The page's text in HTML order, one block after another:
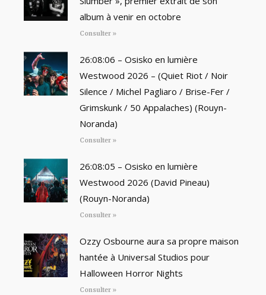
album à venir en octobre
Consulter »
26:08:06 – Osisko en lumière
Westwood 2026 – (Quiet Riot / Noir
Silence / Michel Pagliaro / Brise-Fer /
Grimskunk / 50 Appalaches) (Rouyn-
Noranda)
Consulter »
26:08:05 – Osisko en lumière
Westwood 2026 (David Pineau)
(Rouyn-Noranda)
Consulter »
Ozzy Osbourne aura sa propre maison
hantée à Universal Studios pour
Halloween Horror Nights
Consulter »